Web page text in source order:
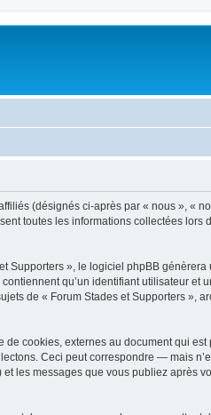
(désignés ci-après par « nous », «
toutes les informations collectées lors
Supporters », le logiciel phpBB
qu’un identifiant utilisateur et
de « Forum Stades et Supporters »,
cookies, externes au document qui
Ceci peut correspondre — mais
les messages que vous publiez après